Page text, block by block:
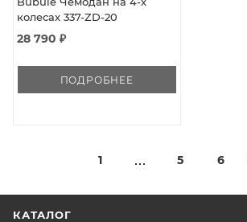
колесах 337-ZD-20
28 790 ₽
ПОДРОБНЕЕ
1 5 6
КАТАЛОГ